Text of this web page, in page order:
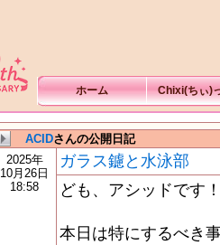
ホーム Chixi(ちぃ)
ACIDさんの公開日記
2025年
10月26日
18:58
ガラス鑢と水泳部
ども、アシッドです
本日は特にするべき